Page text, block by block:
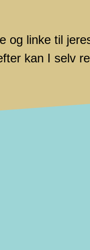
og linke til
kan I selv